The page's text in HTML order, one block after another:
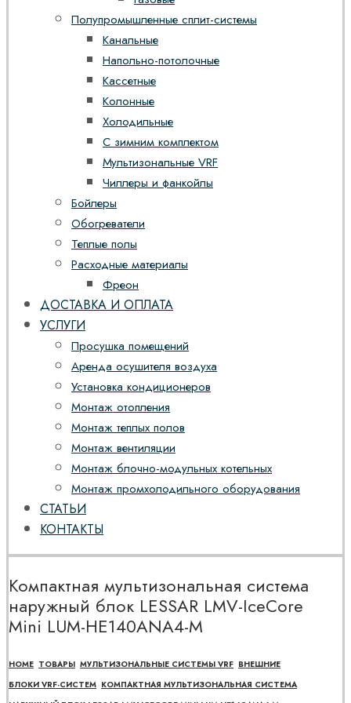
Полупромышленные сплит-системы
Канальные
Напольно-потолочные
Кассетные
Колонные
Холодильные
С зимним комплектом
Мультизональные VRF
Чиллеры и фанкойлы
Бойлеры
Обогреватели
Теплые полы
Расходные материалы
Фреон
ДОСТАВКА И ОПЛАТА
УСЛУГИ
Просушка помещений
Аренда осушителя воздуха
Установка кондиционеров
Монтаж отопления
Монтаж теплых полов
Монтаж вентиляции
Монтаж блочно-модульных котельных
Монтаж промхолодильного оборудования
СТАТЬИ
КОНТАКТЫ
Компактная мультизональная система
наружный блок LESSAR LMV-IceCore
Mini LUM-HE140ANA4-M
HOME ТОВАРЫ МУЛЬТИЗОНАЛЬНЫЕ СИСТЕМЫ VRF ВНЕШНИЕ
БЛОКИ VRF-СИСТЕМ КОМПАКТНАЯ МУЛЬТИЗОНАЛЬНАЯ СИСТЕМА